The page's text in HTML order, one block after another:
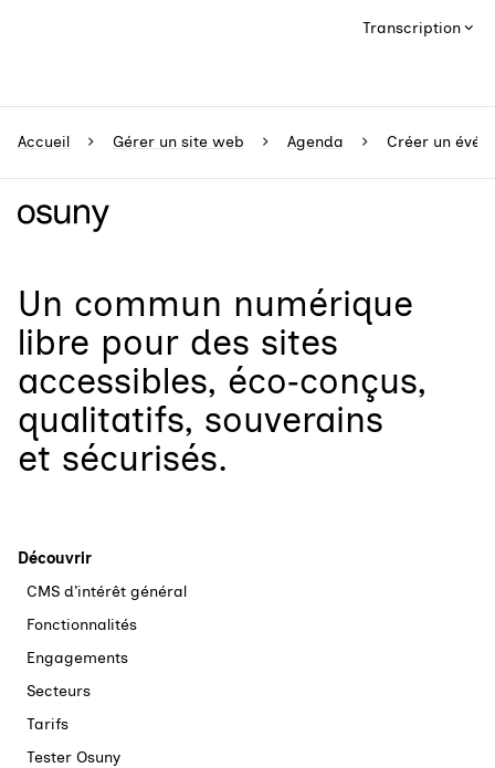
Transcription
Accueil Gérer un site web Agenda Créer un
Un commun numérique
libre pour des sites
accessibles, éco‑conçus,
qualitatifs, souverains
et sécurisés.
Découvrir
CMS d’intérêt général
Fonctionnalités
Engagements
Secteurs
Tarifs
Tester Osuny